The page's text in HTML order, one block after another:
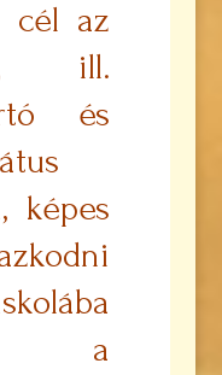
cél az
ill.
és
képes
a